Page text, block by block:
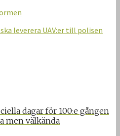
ska leverera UAV:er till polisen
dagar för 100:e gången
men välkända